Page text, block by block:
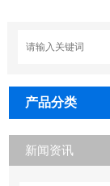
产品分类
新闻资讯